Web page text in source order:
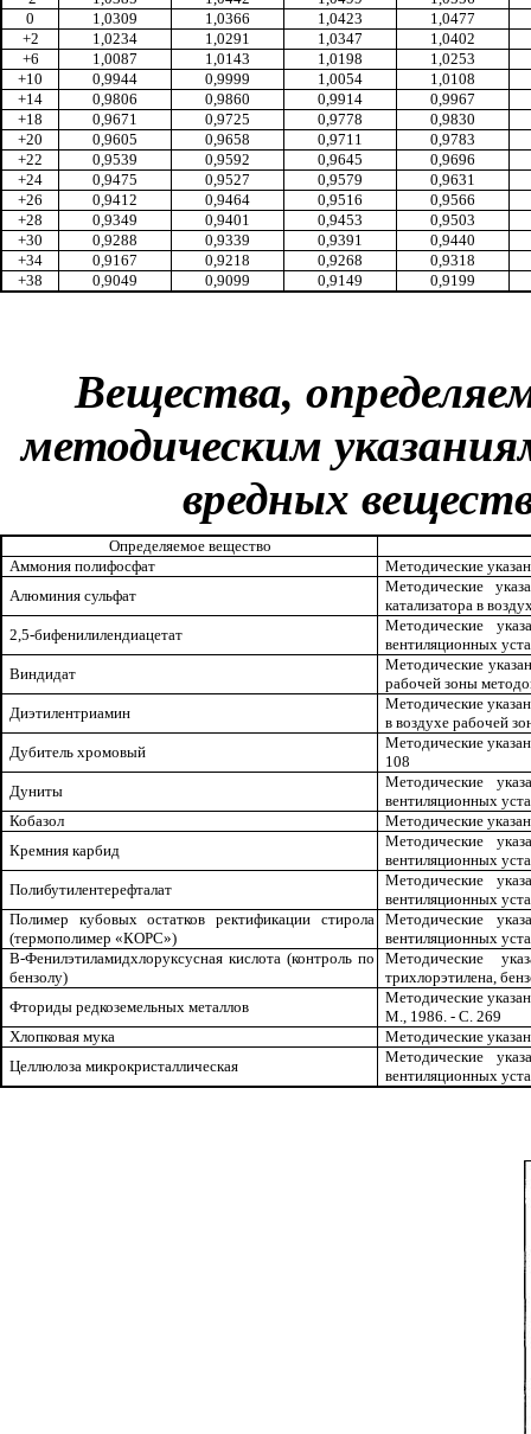
0
1,0309 1,0366 1,0423
1,0477
+2
1,0234 1,0291 1,0347
1,0402
+6
1,0087 1,0143 1,0198
1,0253
+10
0,9944 0,9999 1,0054
1,0108
+14
0,9806 0,9860 0,9914
0,9967
+18
0,9671 0,9725 0,9778
0,9830
+20
0,9605 0,9658 0,9711
0,9783
+22
0,9539 0,9592 0,9645
0,9696
+24
0,9475 0,9527 0,9579
0,9631
+26
0,9412 0,9464 0,9516
0,9566
+28
0,9349 0,9401 0,9453
0,9503
+30
0,9288 0,9339 0,9391
0,9440
+34
0,9167 0,9218 0,9268
0,9318
+38
0,9049 0,9099 0,9149 0,9199
Вещества,
методическим
вредных
Определяемое вещество
Аммония полифосфат
Методические
Алюминия сульфат
Методические
катализатора в
2,5-бифенилилендиацетат
Методические
вентиляционных
Виндидат
Методические
рабочей зоны
Диэтилентриамин
Методические
в воздухе рабочей
Дубитель хромовый
Методические
108
Дуниты
Методические
вентиляционных
Кобазол
Методические
Кремния карбид
Методические
вентиляционных
Полибутилентерефталат
Методические
вентиляционных
Полимер кубовых остатков ректификации стирола
(термополимер «КОРС»)
Методические
вентиляционных
В-Фенилэтиламидхлоруксусная кислота (контроль по
бензолу)
Методические
трихлорэтилена,
Фториды редкоземельных металлов
Методические
М., 1986. - С. 269
Хлопковая мука
Методические
Целлюлоза микрокристаллическая
Методические
вентиляционных